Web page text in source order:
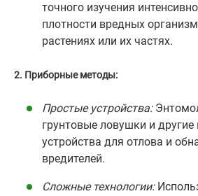
точного изучения
плотности вредных
растениях или их частях.
2. Приборные методы:
Простые устройства:
грунтовые ловушки и другие
устройства для отлова и
вредителей.
Сложные технологии: